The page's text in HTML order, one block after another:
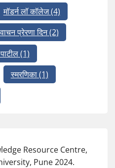
मॉडर्न लॉ कॉलेज(4)
वाचन प्रेरणा दिन(2)
(1)
स्मरणिका(1)
Resource Centre,
Pune 2024.